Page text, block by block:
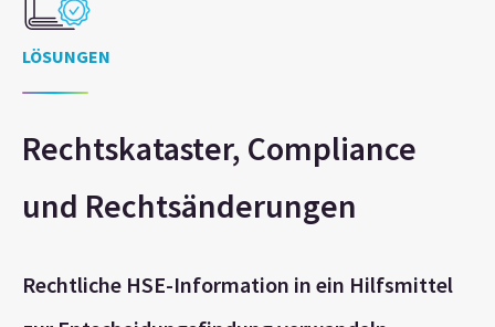
LÖSUNGEN
Rechtskataster, Compliance
und Rechtsänderungen
Rechtliche HSE-Information in ein Hilfsmittel